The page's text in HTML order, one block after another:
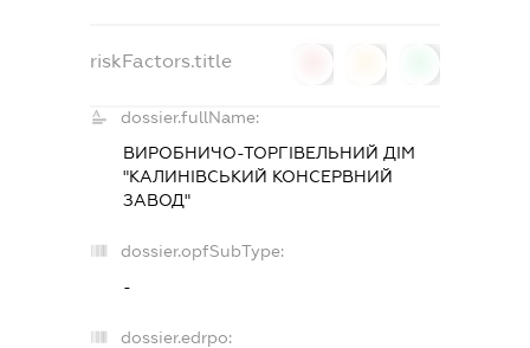
riskFactors.title
dossier.fullName:
ВИРОБНИЧО-ТОРГІВЕЛЬНИЙ ДІМ
"КАЛИНІВСЬКИЙ КОНСЕРВНИЙ
ЗАВОД"
dossier.opfSubType:
-
dossier.edrpo: